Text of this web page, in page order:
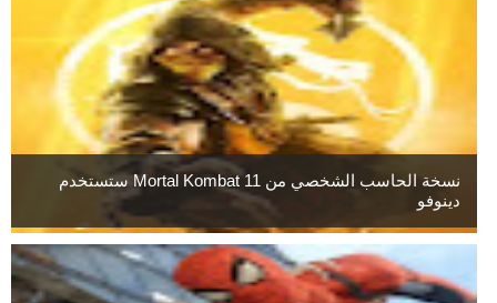
نسخة الحاسب الشخصي من Mortal Kombat 11 ستستخدم
دينوفو